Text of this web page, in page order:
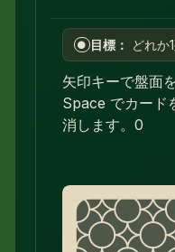
● 目標： どれか
矢印キーで盤面
Space でカード
消します。0